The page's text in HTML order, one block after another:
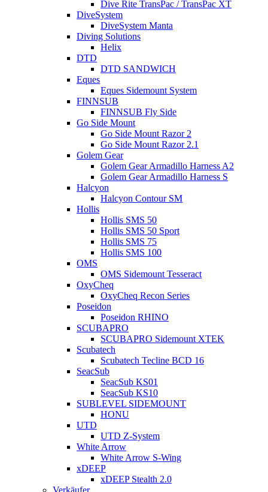
Dive Rite TransPac / TransPac XT
DiveSystem
DiveSystem Manta
Diving Solutions
Helix
DTD
DTD SANDWICH
Eques
Eques Sidemount System
FINNSUB
FINNSUB Fly Side
Go Side Mount
Go Side Mount Razor 2
Go Side Mount Razor 2.1
Golem Gear
Golem Gear Armadillo Harness A2
Golem Gear Armadillo Harness S
Halcyon
Halcyon Contour SM
Hollis
Hollis SMS 50
Hollis SMS 50 Sport
Hollis SMS 75
Hollis SMS 100
OMS
OMS Sidemount Tesseract
OxyCheq
OxyCheq Recon Series
Poseidon
Poseidon RHINO
SCUBAPRO
SCUBAPRO Sidemount XTEK
Scubatech
Scubatech Tecline BCD 16
SeacSub
SeacSub KS01
SeacSub KS10
SUBLEVEL SIDEMOUNT
HONU
UTD
UTD Z-System
White Arrow
White Arrow S-Wing
xDEEP
xDEEP Stealth 2.0